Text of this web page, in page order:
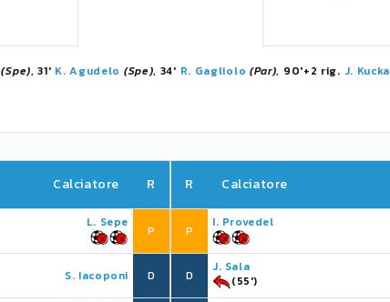
(Spe), 31' K. Agudelo (Spe), 34' R. Gagliolo (Par), 90'+2 rig. J. Kucka
Calciatore R
L. Sepe
P
S. Iacoponi D
R Calciatore
P
I. Provedel
D
J. Sala
(55')